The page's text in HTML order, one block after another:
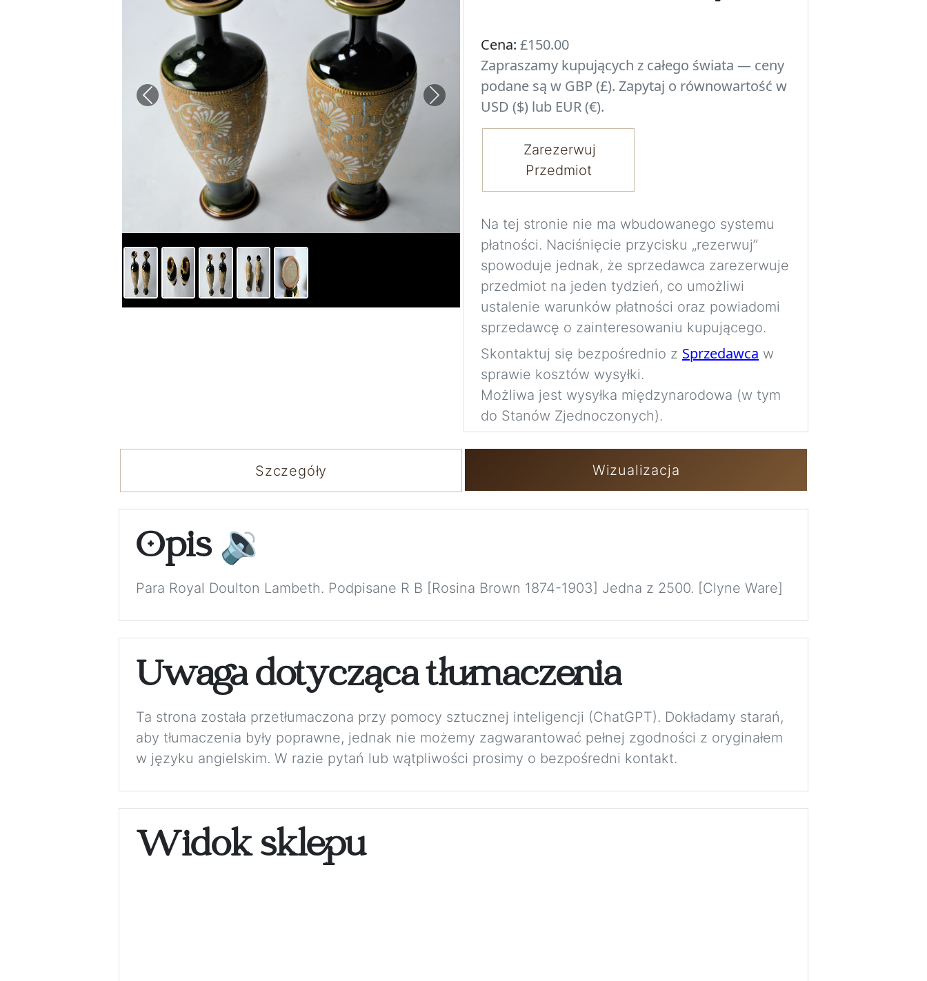
Previous Next
Cena: £150.00
Zapraszamy kupujących z całego świata — ceny
podane są w GBP (£). Zapytaj o równowartość w
USD ($) lub EUR (€).
Zarezerwuj
Przedmiot
Na tej stronie nie ma wbudowanego systemu
płatności. Naciśnięcie przycisku „rezerwuj”
spowoduje jednak, że sprzedawca zarezerwuje
przedmiot na jeden tydzień, co umożliwi
ustalenie warunków płatności oraz powiadomi
sprzedawcę o zainteresowaniu kupującego.
Skontaktuj się bezpośrednio z Sprzedawca w
sprawie kosztów wysyłki.
Możliwa jest wysyłka międzynarodowa (w tym
do Stanów Zjednoczonych).
Szczegóły Wizualizacja
Opis 🔉
Para Royal Doulton Lambeth. Podpisane R B [Rosina Brown 1874-1903] Jedna z 2500. [Clyne Ware]
Uwaga dotycząca tłumaczenia
Ta strona została przetłumaczona przy pomocy sztucznej inteligencji (ChatGPT). Dokładamy starań,
aby tłumaczenia były poprawne, jednak nie możemy zagwarantować pełnej zgodności z oryginałem
w języku angielskim. W razie pytań lub wątpliwości prosimy o bezpośredni kontakt.
Widok sklepu